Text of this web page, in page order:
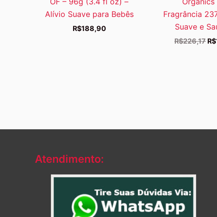
Alívio Suave para Bebês
R$188,90
Fragrância
Suave e
R$226,17 O
R$
Atendimento: